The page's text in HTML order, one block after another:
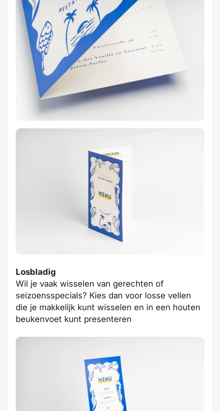
Losbladig
Wil je vaak wisselen van gerechten of
seizoensspecials? Kies dan voor losse vellen
die je makkelijk kunt wisselen en in een houten
beukenvoet kunt presenteren